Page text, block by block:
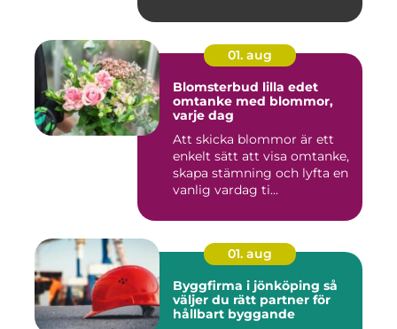
01. aug
Blomsterbud lilla edet
omtanke med blommor,
varje dag
Att skicka blommor är ett
enkelt sätt att visa omtanke,
skapa stämning och lyfta en
vanlig vardag ti...
01. aug
Byggfirma i jönköping så
väljer du rätt partner för
hållbart byggande